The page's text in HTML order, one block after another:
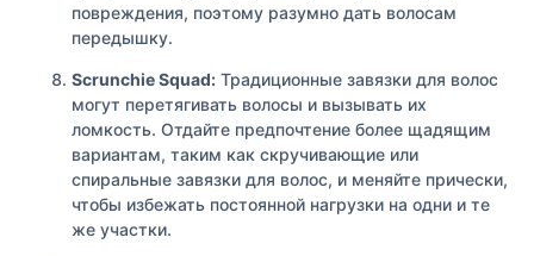
повреждения, поэтому разумно дать волосам
передышку.
Scrunchie Squad: Традиционные завязки для волос
могут перетягивать волосы и вызывать их
ломкость. Отдайте предпочтение более щадящим
вариантам, таким как скручивающие или
спиральные завязки для волос, и меняйте прически,
чтобы избежать постоянной нагрузки на одни и те
же участки.